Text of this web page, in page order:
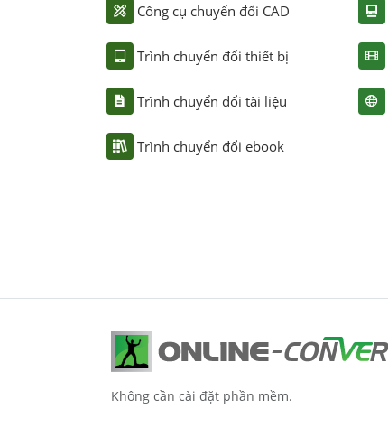
Công cụ chuyển đổi CAD
Trình chuyển đổi thiết bị
Trình chuyển đổi tài liệu
Trình chuyển đổi ebook
Không cần cài đặt phần mềm.